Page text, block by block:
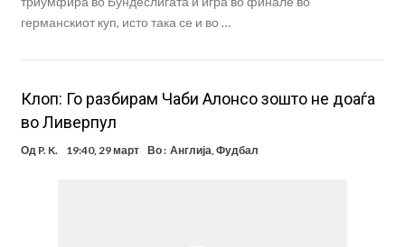
германскиот куп, исто така се и во …
Клоп: Го разбирам Чаби Алонсо зошто не доаѓа
во Ливерпул
Од P. K. 19:40, 29 март Во : Англија Фудбал